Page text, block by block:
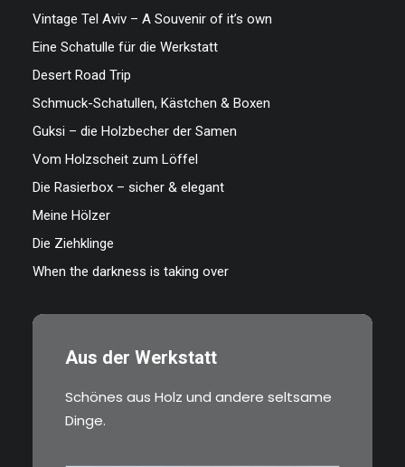
Vintage Tel Aviv – A Souvenir of it’s own
Eine Schatulle für die Werkstatt
Desert Road Trip
Schmuck-Schatullen, Kästchen & Boxen
Guksi – die Holzbecher der Samen
Vom Holzscheit zum Löffel
Die Rasierbox – sicher & elegant
Meine Hölzer
Die Ziehklinge
When the darkness is taking over
Aus der Werkstatt
Schönes aus Holz und andere seltsame
Dinge.